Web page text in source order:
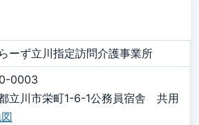
ーず立川指定訪問介護事業所
0003
立川市栄町1-6-1公務員宿舎 共用